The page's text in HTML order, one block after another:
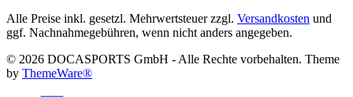
Alle Preise inkl. gesetzl. Mehrwertsteuer zzgl. Versandkosten und
ggf. Nachnahmegebühren, wenn nicht anders angegeben.
© 2026 DOCASPORTS GmbH - Alle Rechte vorbehalten. Theme
by ThemeWare®